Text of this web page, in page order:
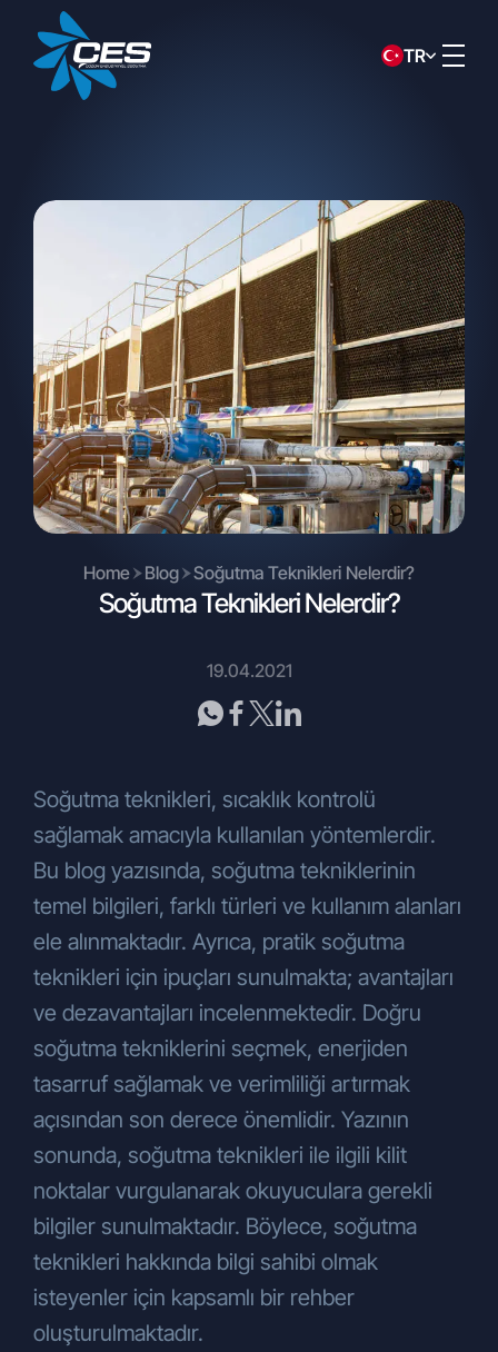
TR
Home Blog Soğutma Teknikleri Nelerdir?
Soğutma Teknikleri Nelerdir?
19.04.2021
Soğutma teknikleri, sıcaklık kontrolü
sağlamak amacıyla kullanılan yöntemlerdir.
Bu blog yazısında, soğutma tekniklerinin
temel bilgileri, farklı türleri ve kullanım alanları
ele alınmaktadır. Ayrıca, pratik soğutma
teknikleri için ipuçları sunulmakta; avantajları
ve dezavantajları incelenmektedir. Doğru
soğutma tekniklerini seçmek, enerjiden
tasarruf sağlamak ve verimliliği artırmak
açısından son derece önemlidir. Yazının
sonunda, soğutma teknikleri ile ilgili kilit
noktalar vurgulanarak okuyuculara gerekli
bilgiler sunulmaktadır. Böylece, soğutma
teknikleri hakkında bilgi sahibi olmak
isteyenler için kapsamlı bir rehber
oluşturulmaktadır.
KVKK Aydınlatma Metni
sayılı Kişisel Verilerin Korunması Kanunu
(“KVKK”) uyarınca, veri sorumlusu sıfatıyla
kişisel verilerinizin toplanması, işlenmesi,
aktarılması ve haklarınız hakkında sizleri
bilgilendirmek amacıyla hazırlanmıştır.
Kişisel Verilerin Toplanma Yöntemi
ve Hukuki Sebebi
Kişisel verileriniz, Şirketimiz tarafından
sunulan ürün ve hizmetlerin belirlenen
yasal çerçevede eksiksiz ve doğru bir
şekilde sunulabilmesi ve Şirketimizin
sözleşme ve yasadan doğan
yükümlülüklerini yerine getirebilmesi
elektronik ortamda toplanmaktadır.
Bu hukuki sebeple toplanan kişisel
belirtilen kişisel veri işleme şartları ve
amaçları kapsamında, işbu metnin (2) ve
(3) numaralı maddelerinde belirtilen
Kişisel verileriniz, Şirketimiz tarafından
verilen hizmet, ürün ya da ticari faaliyete
bağlı olarak değişkenlik gösterebilmekle
birlikte; otomatik ya da otomatik olmayan
yöntemlerle, ofisler, bayiler, internet sitesi,
sosyal medya mecraları ve benzeri
vasıtalarla sözlü, yazılı ya da elektronik
olarak toplanabilecektir. Şirketimizin ürün
ve hizmetlerinden yararlandığınız
müddetçe kişisel verileriniz oluşturularak
ve güncellenerek işlenebilecektir.
Ayrıca, Şirket hizmetlerini kullanma
kullandığınızda, Şirketimizi veya internet
sitemizi ziyaret ettiğinizde, Şirketimizin
düzenlediği eğitim, seminer veya
organizasyonlara katıldığınızda da kişisel
verileriniz işlenebilecektir.
Kişisel Verilerin İşlenme Amaçları
Toplanan kişisel verileriniz aşağıdaki